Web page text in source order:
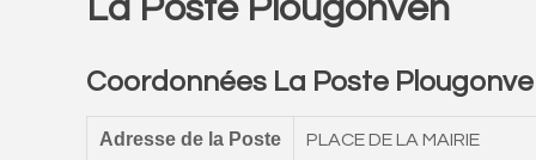
La Poste Plougonven
Coordonnées La Poste
Adresse de la Poste PLACE DE LA MAIRIE